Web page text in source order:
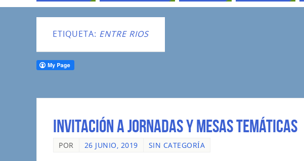
ETIQUETA: ENTRE RIOS
INVITACIÓN A JORNADAS Y MESAS TEMÁTICAS
POR 26 JUNIO, 2019 SIN CATEGORÍA